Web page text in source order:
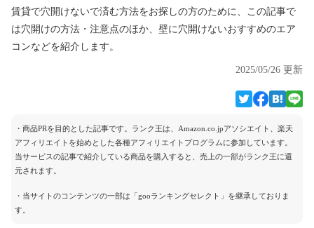
賃貸で穴開けないで済む方法をお探しの方のために、この記事で
は穴開けの方法・注意点のほか、壁に穴開けないおすすめのエア
コンなどを紹介します。
2025/05/26 更新
・商品PRを目的とした記事です。ランク王は、Amazon.co.jpアソシエイト、楽天
アフィリエイトを始めとした各種アフィリエイトプログラムに参加しています。
当サービスの記事で紹介している商品を購入すると、売上の一部がランク王に還
元されます。
・当サイトのコンテンツの一部は「gooランキングセレクト」を継承しておりま
す。